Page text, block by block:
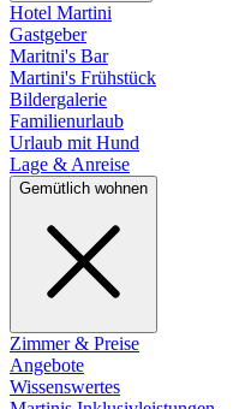
Hotel Martini
Gastgeber
Maritni's Bar
Martini's Frühstück
Bildergalerie
Familienurlaub
Urlaub mit Hund
Lage & Anreise
Gemütlich wohnen
Zimmer & Preise
Angebote
Wissenswertes